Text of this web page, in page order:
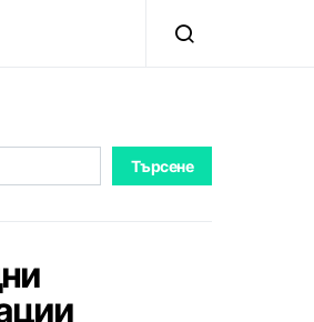
Търсене